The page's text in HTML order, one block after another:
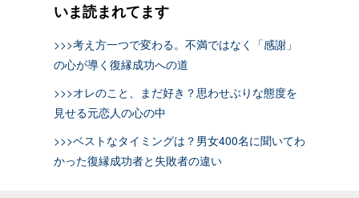
いま読まれてます
>>>考え方一つで変わる。不満ではなく「感謝」
の心が導く復縁成功への道
>>>オレのこと、まだ好き？思わせぶりな態度を
見せる元恋人の心の中
>>>ベストなタイミングは？男女400名に聞いてわ
かった復縁成功者と失敗者の違い